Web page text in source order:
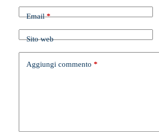
Email*
Sito web
Aggiungi commento *